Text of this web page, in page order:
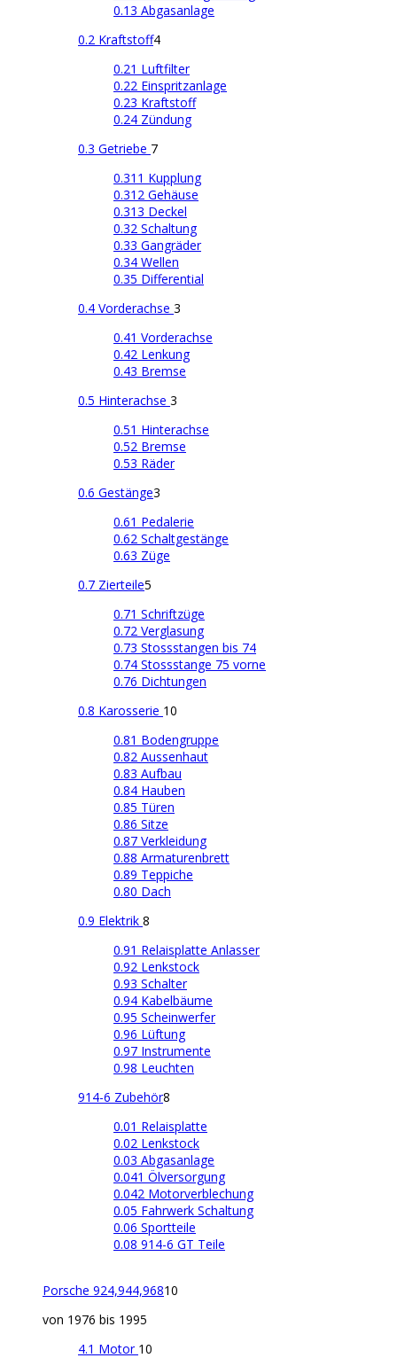
0.13 Abgasanlage
0.2 Kraftstoff4
0.21 Luftfilter
0.22 Einspritzanlage
0.23 Kraftstoff
0.24 Zündung
0.3 Getriebe 7
0.311 Kupplung
0.312 Gehäuse
0.313 Deckel
0.32 Schaltung
0.33 Gangräder
0.34 Wellen
0.35 Differential
0.4 Vorderachse 3
0.41 Vorderachse
0.42 Lenkung
0.43 Bremse
0.5 Hinterachse 3
0.51 Hinterachse
0.52 Bremse
0.53 Räder
0.6 Gestänge3
0.61 Pedalerie
0.62 Schaltgestänge
0.63 Züge
0.7 Zierteile5
0.71 Schriftzüge
0.72 Verglasung
0.73 Stossstangen bis 74
0.74 Stossstange 75 vorne
0.76 Dichtungen
0.8 Karosserie 10
0.81 Bodengruppe
0.82 Aussenhaut
0.83 Aufbau
0.84 Hauben
0.85 Türen
0.86 Sitze
0.87 Verkleidung
0.88 Armaturenbrett
0.89 Teppiche
0.80 Dach
0.9 Elektrik 8
0.91 Relaisplatte Anlasser
0.92 Lenkstock
0.93 Schalter
0.94 Kabelbäume
0.95 Scheinwerfer
0.96 Lüftung
0.97 Instrumente
0.98 Leuchten
914-6 Zubehör8
0.01 Relaisplatte
0.02 Lenkstock
0.03 Abgasanlage
0.041 Ölversorgung
0.042 Motorverblechung
0.05 Fahrwerk Schaltung
0.06 Sportteile
0.08 914-6 GT Teile
Porsche 924,944,96810
von 1976 bis 1995
4.1 Motor 10